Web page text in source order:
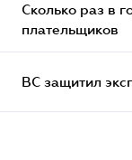
Сколько раз в
плательщиков
ВС защитил